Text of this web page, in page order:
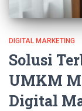
DIGITAL MARKETING
Solusi
UMKM
Digital